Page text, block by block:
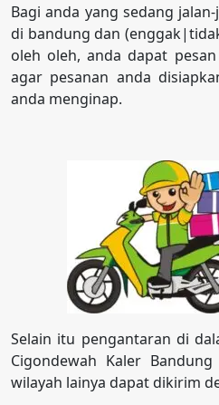
Bagi anda yang sedang
di bandung dan
oleh oleh, anda dapat
agar pesanan anda
anda menginap.
Selain itu pengantaran di
Cigondewah Kaler
wilayah lainya dapat dikirim